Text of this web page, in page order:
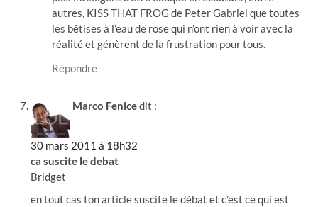
autres, KISS THAT FROG de Peter Gabriel que toutes
les bêtises à l’eau de rose qui n’ont rien à voir avec la
réalité et génèrent de la frustration pour tous.
Répondre
Marco Fenicedit :
30 mars 2011 à 18h32
ca suscite le debat
Bridget
en tout cas ton article suscite le débat et c’est ce qui est